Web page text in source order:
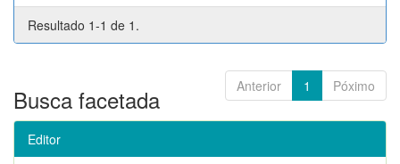
Resultado 1-1 de 1.
Anterior 1 Póximo
Busca facetada
Editor